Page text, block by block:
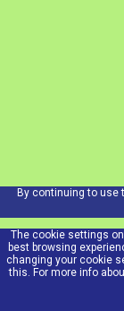
By continuing to use
The cookie settings
best browsing
changing your cookie
this. For more info